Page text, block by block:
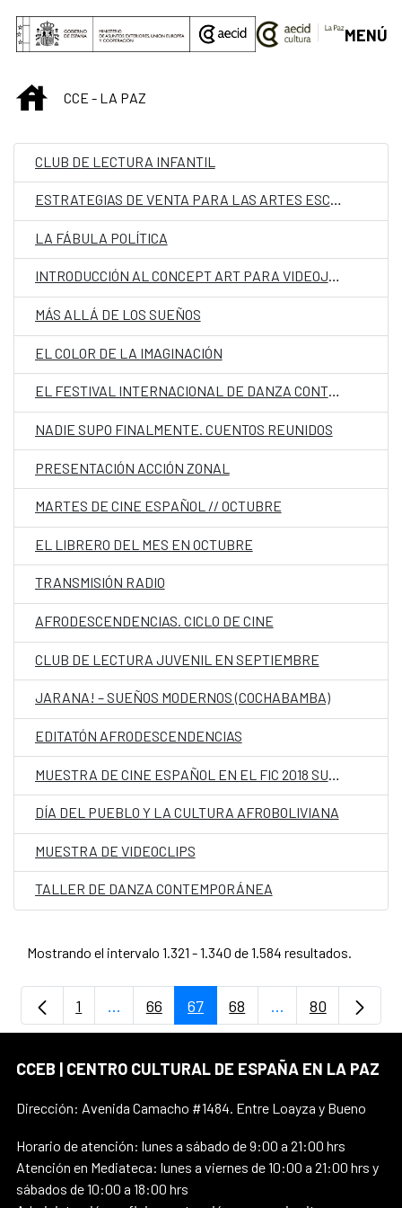
Saltar al contenido principal
MENÚ
INICIOCCE - LA PAZ
CLUB DE LECTURA INFANTIL
ESTRATEGIAS DE VENTA PARA LAS ARTES ESCÉNICAS
LA FÁBULA POLÍTICA
INTRODUCCIÓN AL CONCEPT ART PARA VIDEOJUEGOS
MÁS ALLÁ DE LOS SUEÑOS
EL COLOR DE LA IMAGINACIÓN
EL FESTIVAL INTERNACIONAL DE DANZA CONTEMPORÁNEA DE SANTA CRUZ DE LA SIERRA
NADIE SUPO FINALMENTE. CUENTOS REUNIDOS
PRESENTACIÓN ACCIÓN ZONAL
MARTES DE CINE ESPAÑOL // OCTUBRE
EL LIBRERO DEL MES EN OCTUBRE
TRANSMISIÓN RADIO
AFRODESCENDENCIAS. CICLO DE CINE
CLUB DE LECTURA JUVENIL EN SEPTIEMBRE
JARANA! – SUEÑOS MODERNOS (COCHABAMBA)
EDITATÓN AFRODESCENDENCIAS
DÍA DEL PUEBLO Y LA CULTURA AFROBOLIVIANA
MUESTRA DE VIDEOCLIPS
TALLER DE DANZA CONTEMPORÁNEA
Mostrando el intervalo 1.321 - 1.340 de 1.584 resultados.
Página
1 ...Páginas intermedias Use TAB para
Página
66 Página
67 Página
68 ...PáginasPágina
80
CCEB | CENTRO CULTURAL DE ESPAÑA EN LA PAZ
Dirección: Avenida Camacho #1484. Entre Loayza y Bueno
Horario de atención: lunes a sábado de 9:00 a 21:00 hrs
Atención en Mediateca: lunes a viernes de 10:00 a 21:00 hrs y
sábados de 10:00 a 18:00 hrs